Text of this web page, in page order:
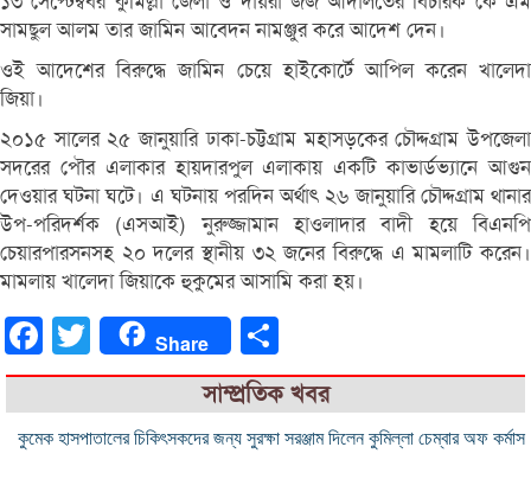
সামছুল আলম তার জামিন আবেদন নামঞ্জুর করে আদেশ দেন।
ওই আদেশের বিরুদ্ধে জামিন চেয়ে হাইকোর্টে আপিল করেন খালেদা
জিয়া।
২০১৫ সালের ২৫ জানুয়ারি ঢাকা-চট্টগ্রাম মহাসড়কের চৌদ্দগ্রাম উপজেলা
সদরের পৌর এলাকার হায়দারপুল এলাকায় একটি কাভার্ডভ্যানে আগুন
দেওয়ার ঘটনা ঘটে। এ ঘটনায় পরদিন অর্থাৎ ২৬ জানুয়ারি চৌদ্দগ্রাম থানার
উপ-পরিদর্শক (এসআই) নুরুজ্জামান হাওলাদার বাদী হয়ে বিএনপি
চেয়ারপারসনসহ ২০ দলের স্থানীয় ৩২ জনের বিরুদ্ধে এ মামলাটি করেন।
মামলায় খালেদা জিয়াকে হুকুমের আসামি করা হয়।
FacebookTwitter Share
সাম্প্রতিক খবর
কুমেক হাসপাতালের চিকিৎসকদের জন্য সুরক্ষা সরঞ্জাম দিলেন কুমিল্লা চেম্বার অফ কর্মাস